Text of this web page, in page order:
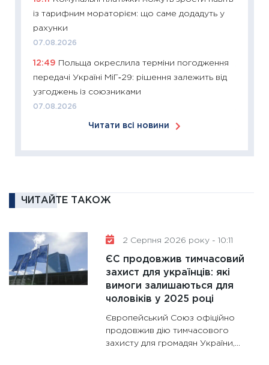
із тарифним мораторієм: що саме додадуть у
рахунки
07.08.2026
12:49 Польща окреслила терміни погодження
передачі Україні МіГ‑29: рішення залежить від
узгоджень із союзниками
07.08.2026
Читати всі новини
11:30
ЧИТАЙТЕ ТАКОЖ
2 Серпня 2026 року - 10:11
ЄС продовжив тимчасовий
захист для українців: які
вимоги залишаються для
чоловіків у 2025 році
Європейський Союз офіційно
продовжив дію тимчасового
захисту для громадян України,...